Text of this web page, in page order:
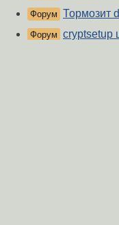
Форум Тормозит
Форум cryptsetup